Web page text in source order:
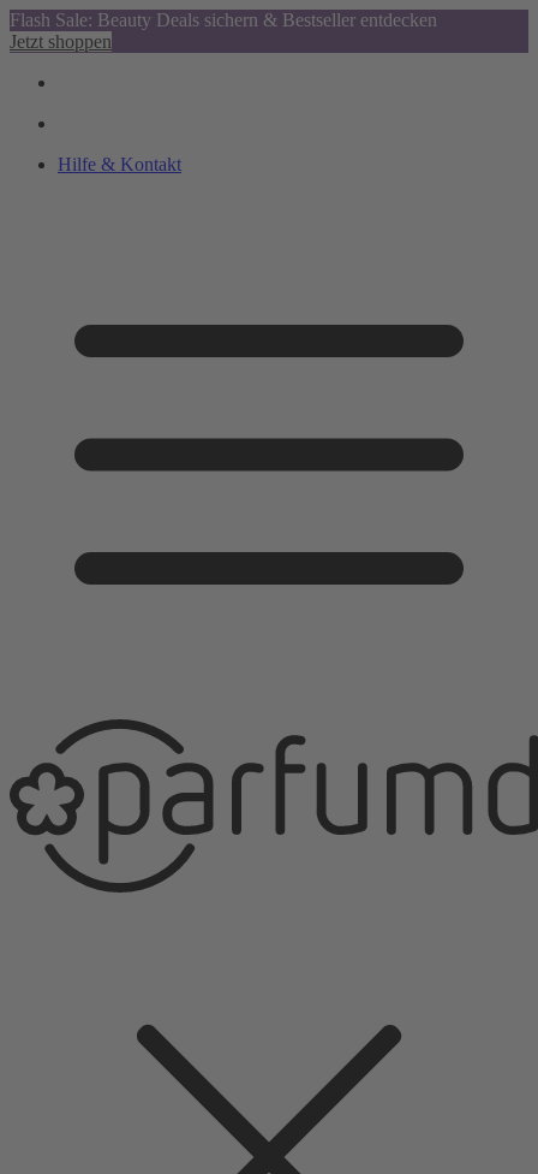
Flash Sale: Beauty Deals sichern & Bestseller entdecken
Jetzt shoppen
Hilfe & Kontakt